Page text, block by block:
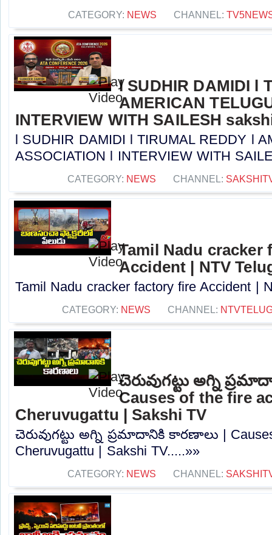
CATEGORY: NEWS CHANNEL:
l SUDHIR DAMIDI l
AMERICAN
INTERVIEW WITH SAILESH
l SUDHIR DAMIDI l TIRUMAL REDDY l
ASSOCIATION l INTERVIEW WITH
CATEGORY: NEWS CHANNEL:
Tamil Nadu cracker
Accident | NTV
Tamil Nadu cracker factory fire Accident |
CATEGORY: NEWS CHANNEL:
చెరువుగట్టు అగ్ని
Causes of the fire
Cheruvugattu | Sakshi TV
చెరువుగట్టు అగ్ని ప్రమాదానికి కారణాలు |
Cheruvugattu | Sakshi TV.....»»
CATEGORY: NEWS CHANNEL: